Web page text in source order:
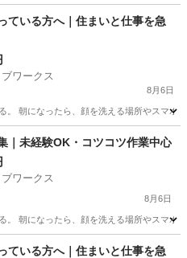
ている方へ｜住まいと仕事を急
ワークス
8月6日
。 朝になったら、顔を洗える場所やスマ
｜未経験OK・コツコツ作業中心
ワークス
8月6日
。 朝になったら、顔を洗える場所やスマ
ている方へ｜住まいと仕事を急